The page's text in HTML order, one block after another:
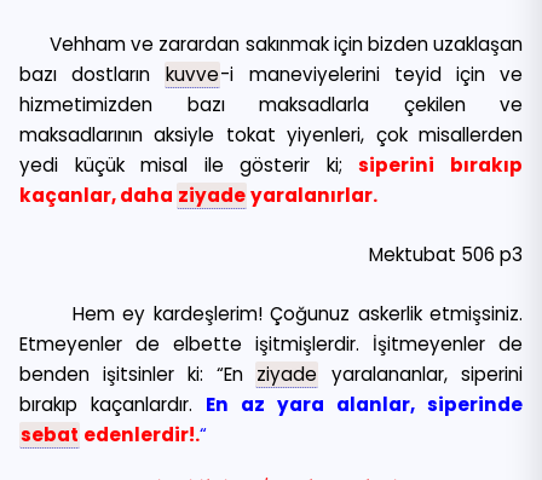
Vehham ve zarardan sakınmak için bizden uzaklaşan
bazı dostların kuvve-i maneviyelerini teyid için ve
hizmetimizden bazı maksadlarla çekilen ve
maksadlarının aksiyle tokat yiyenleri, çok misallerden
yedi küçük misal ile gösterir ki;siperini bırakıp
kaçanlar, daha ziyadeyaralanırlar.
Mektubat 506 p3
Hem ey kardeşlerim! Çoğunuz askerlik etmişsiniz.
Etmeyenler de elbette işitmişlerdir. İşitmeyenler de
benden işitsinler ki: “En ziyade
yaralananlar, siperini
bırakıp kaçanlardır. En az yara alanlar, siperinde
sebat edenlerdir!.“